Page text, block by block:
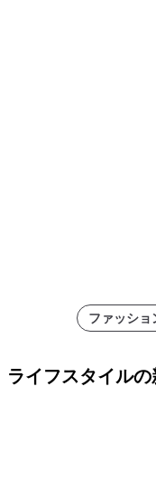
ファッショ
ライフスタイルの